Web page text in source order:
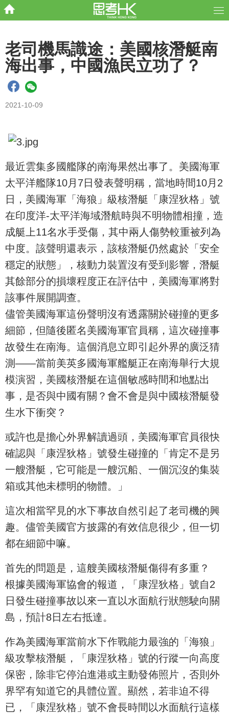
老司機馬識途：美國核潛艇南
海出事，中國漁民立功了？
2021-10-09
最近雲集多國艦隊的南海果然出事了。美國海軍
太平洋艦隊10月7日發表聲明稱，當地時間10月2
日，美國海軍「海狼」級核潛艇「康涅狄格」號
在印度洋-太平洋海域潛航時與不明物體相撞，造
成艇上11名水手受傷，其中兩人傷勢較重被列為
中度。該聲明還表示，該核潛艇仍然處於「安全
穩定的狀態」，核動力裝置沒有受到影響，潛艇
其餘部分的損壞程度正在評估中，美國海軍將對
該事件展開調查。
儘管美國海軍這份聲明沒有透露關於碰撞的更多
細節，但隨後匿名美國海軍官員稱，這次碰撞事
故發生在南海。這個消息立即引起外界的廣泛猜
測——當前美英多國海軍艦艇正在南海舉行大規
模演習，美國核潛艇在這個敏感時間和地點出
事，是否與中國有關？會不會是與中國核潛艇發
生水下衝突？
或許也是擔心外界解讀過頭，美國海軍官員很快
確認與「康涅狄格」號發生碰撞的「肯定不是另
一艘潛艇，它可能是一艘沉船、一個沉沒的集裝
箱或其他未標明的物體。」
這次相當罕見的水下事故自然引起了老司機的興
趣。儘管美國官方披露的有效信息很少，但一切
都在細節中嘛。
首先的問題是，這艘美國核潛艇傷得有多重？
根據美國海軍協會的報道，「康涅狄格」號自2
日發生碰撞事故以來一直以水面航行狀態駛向關
島，預計8日左右抵達。
作為美國海軍當前水下作戰能力最強的「海狼」
級攻擊核潛艇，「康涅狄格」號的行蹤一向高度
保密，除非它停泊進港或主動發佈照片，否則外
界罕有知道它的具體位置。顯然，若非迫不得
已，「康涅狄格」號不會長時間以水面航行這樣